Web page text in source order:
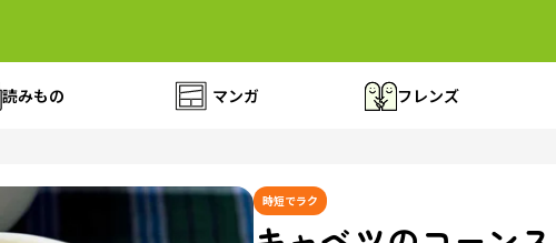
読みもの マンガ フレンズ
時短でラク